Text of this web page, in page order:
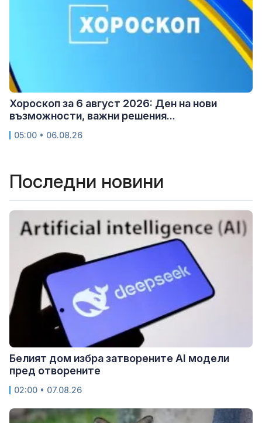
Хороскоп за 6 август 2026: Ден на нови
възможности, важни решения...
05:00 • 06.08.26
Последни новини
Белият дом избра затворените AI модели
пред отворените
02:00 • 07.08.26